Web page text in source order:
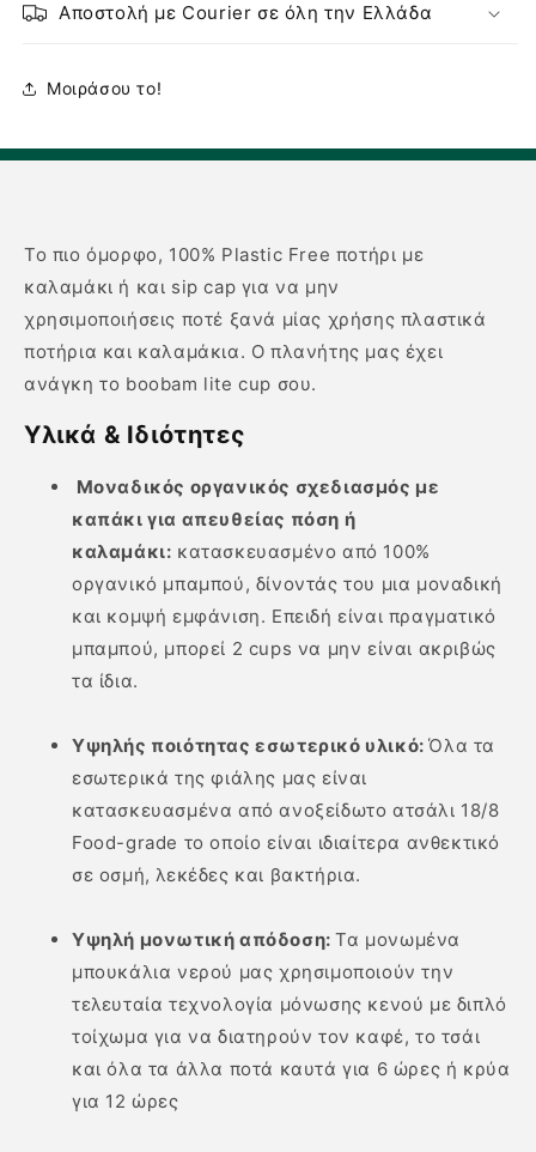
Αποστολή με Courier σε όλη την Ελλάδα
Μοιράσου το!
Το πιο όμορφο, 100% Plastic Free ποτήρι με
καλαμάκι ή και sip cap για να μην
χρησιμοποιήσεις ποτέ ξανά μίας χρήσης πλαστικά
ποτήρια και καλαμάκια. Ο πλανήτης μας έχει
ανάγκη το boobam lite cup σου.
Υλικά & Ιδιότητες
Μοναδικός οργανικός σχεδιασμός με
καπάκι για απευθείας πόση ή
καλαμάκι: κατασκευασμένο από 100%
οργανικό μπαμπού, δίνοντάς του μια μοναδική
και κομψή εμφάνιση. Επειδή είναι πραγματικό
μπαμπού, μπορεί 2 cups να μην είναι ακριβώς
τα ίδια.
Υψηλής ποιότητας εσωτερικό υλικό:Όλα τα
εσωτερικά της φιάλης μας είναι
κατασκευασμένα από ανοξείδωτο ατσάλι 18/8
Food-grade το οποίο είναι ιδιαίτερα ανθεκτικό
σε οσμή, λεκέδες και βακτήρια.
Υψηλή μονωτική απόδοση:Τα μονωμένα
μπουκάλια νερού μας χρησιμοποιούν την
τελευταία τεχνολογία μόνωσης κενού με διπλό
τοίχωμα για να διατηρούν τον καφέ, το τσάι
και όλα τα άλλα ποτά καυτά για 6 ώρες ή κρύα
για 12 ώρες